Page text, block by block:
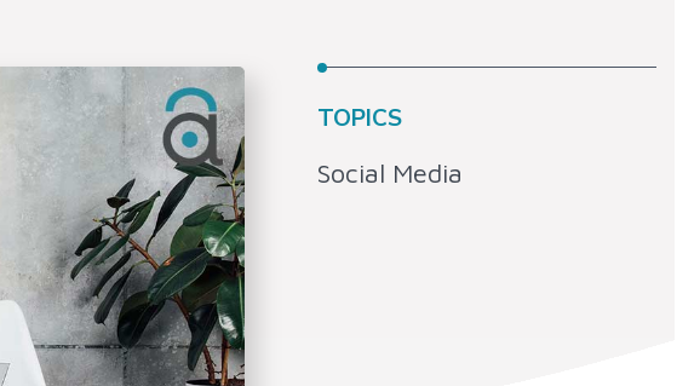
TOPICS
Social Media